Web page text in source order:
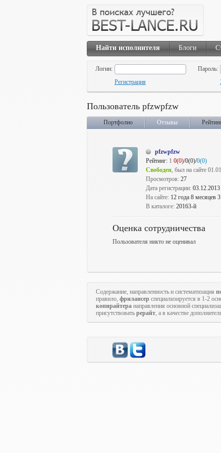
Найти исполнителя Блоги
Логин:
Пароль:
Регистрация
Пользователь pfzwpfzw
Портфолио Отзывы
pfzwpfzw
Рейтинг: 1 0(0)/0(0)/0(0)
Свободен, был на сайте
Просмотров: 27
Дата регистрации: 03.12.2013
На сайте: 12 года 8 месяцев
В каталоге: 20163-й
Оценка сотрудничества
Пользователя никто не оценивал
Содержание, направленность и систематизация
правило, фрилансер специализируется в 1-2
копирайтера направления основной
присутствовать рерайт, а в качестве